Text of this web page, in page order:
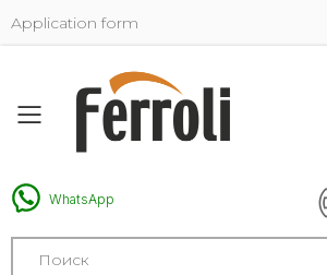
Application form
Toggle mobile menu
WhatsApp
Search